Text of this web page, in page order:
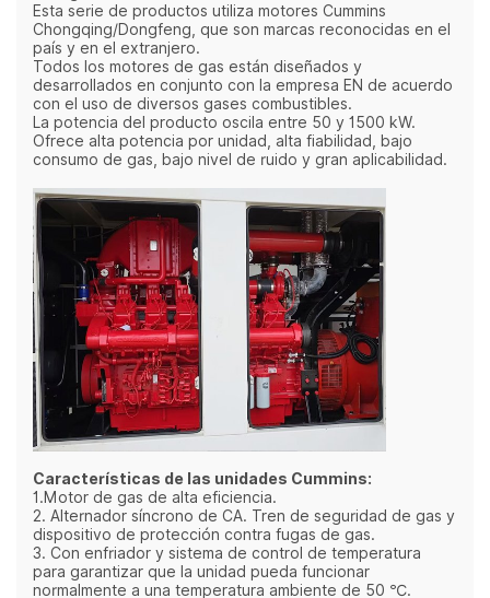
Esta serie de productos utiliza motores Cummins
Chongqing/Dongfeng, que son marcas reconocidas en el
país y en el extranjero.
Todos los motores de gas están diseñados y
desarrollados en conjunto con la empresa EN de acuerdo
con el uso de diversos gases combustibles.
La potencia del producto oscila entre 50 y 1500 kW.
Ofrece alta potencia por unidad, alta fiabilidad, bajo
consumo de gas, bajo nivel de ruido y gran aplicabilidad.
Características de las unidades Cummins:
1.Motor de gas de alta eficiencia.
2. Alternador síncrono de CA. Tren de seguridad de gas y
dispositivo de protección contra fugas de gas.
3. Con enfriador y sistema de control de temperatura
para garantizar que la unidad pueda funcionar
normalmente a una temperatura ambiente de 50 ℃.